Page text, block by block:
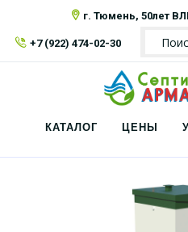
г. Тюмень, 50лет
+7 (922) 474-02-30
КАТАЛОГ ЦЕНЫ